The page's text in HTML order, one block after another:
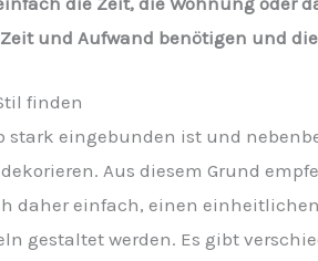
und Aufwand benötigen und
finden
stark eingebunden ist und
Aus diesem Grund
daher einfach, einen
gestaltet werden. Es gibt